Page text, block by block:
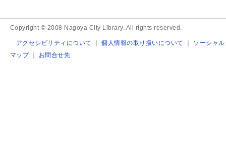
Copyright © 2008 Nagoya City Library. All rights reserved.
アクセシビリティについて ｜個人情報の取り扱いについて ｜ ソーシャ
マップ｜ お問合せ先